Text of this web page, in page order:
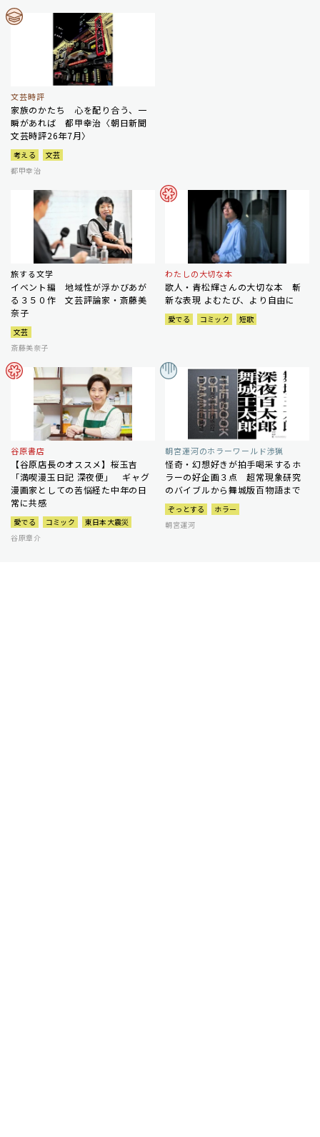
文芸時評
家族のかたち 心を配り合う、一
瞬があれば 都甲幸治〈朝日新聞
文芸時評26年7月〉
考える
文芸
都甲幸治
旅する文学
イベント編 地域性が浮かびあが
る３５０作 文芸評論家・斎藤美
奈子
文芸
斎藤美奈子
わたしの大切な本
歌人・青松輝さんの大切な本 斬
新な表現 よむたび、より自由に
愛でる コミック 短歌
谷原書店
【谷原店長のオススメ】桜玉吉
「満喫漫玉日記 深夜便」 ギャグ
漫画家としての苦悩経た中年の日
常に共感
愛でる コミック
東日本大震災
谷原章介
朝宮運河のホラーワールド渉猟
怪奇・幻想好きが拍手喝采するホ
ラーの好企画３点 超常現象研究
のバイブルから舞城版百物語まで
ぞっとする
ホラー
朝宮運河